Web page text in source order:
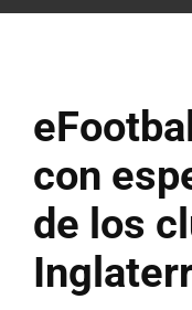
con
de los